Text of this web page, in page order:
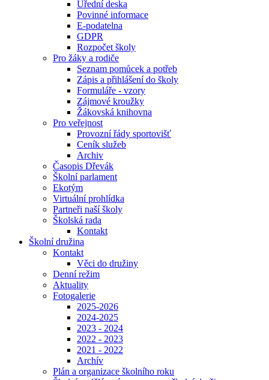
Úřední deska
Povinné informace
E-podatelna
GDPR
Rozpočet školy
Pro žáky a rodiče
Seznam pomůcek a potřeb
Zápis a přihlášení do školy
Formuláře - vzory
Zájmové kroužky
Žákovská knihovna
Pro veřejnost
Provozní řády sportovišť
Ceník služeb
Archiv
Časopis Dřevák
Školní parlament
Ekotým
Virtuální prohlídka
Partneři naší školy
Školská rada
Kontakt
Školní družina
Kontakt
Věci do družiny
Denní režim
Aktuality
Fotogalerie
2025-2026
2024-2025
2023 - 2024
2022 - 2023
2021 - 2022
Archív
Plán a organizace školního roku